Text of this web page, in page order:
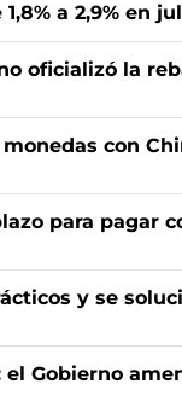
a 2,9% en
oficializó la
con
para pagar
y se
Gobierno